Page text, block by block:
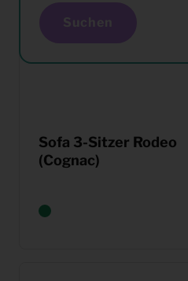
Suchen
Sofa 3-Sitzer Rodeo
(Cognac)